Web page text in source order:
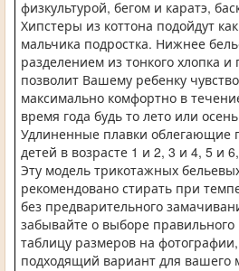
физкультурой, бегом и каратэ,
Хипстеры из коттона подойдут
мальчика подростка. Нижнее
разделением из тонкого хлопка
позволит Вашему ребенку
максимально комфортно в
время года будь то лето или
Удлиненные плавки облегающие
детей в возрасте 1 и 2, 3 и 4, 5 и
Эту модель трикотажных
рекомендовано стирать при
без предварительного
забывайте о выборе
таблицу размеров на
подходящий вариант для вашего